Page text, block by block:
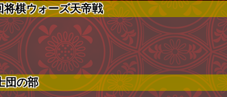
棋ウォーズ天帝戦
団の部